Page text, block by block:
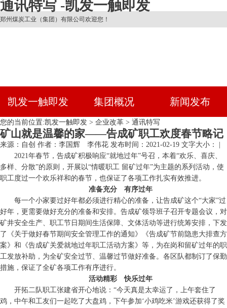
通讯特写 -凯发一触即发
郑州煤炭工业（集团）有限公司欢迎您！
凯发一触即发 集团概况 新闻发布
您的当前位置:凯发一触即发 > 企业改革 > 通讯特写
矿山就是温馨的家——告成矿职工欢度春节略记
来源：自创 作者：李国辉 李伟花 发布时间：2021-02-19 文字大小： |
2021年春节，告成矿积极响应“就地过年”号召，本着“欢乐、喜庆、
多样、分散”的原则，开展以“情暖职工 留矿过年”为主题的系列活动，使
职工度过一个欢乐祥和的春节，也保证了各项工作扎实有效推进。
准备充分 有序过年
每一个小家要过好年都必须进行精心的准备，让告成矿这个“大家”过
好年，更需要做好充分的准备和安排。告成矿领导班子召开专题会议，对
矿井安全生产、职工节日期间生活保障、文体活动等进行统筹安排，下发
了《关于做好春节期间安全管理工作的通知》《告成矿节前隐患大排查方
案》和《告成矿关爱就地过年职工活动方案》等，为在岗和留矿过年的职
工发放补助，为全矿安全过节、温馨过节做好准备。各区队都制订了保勤
措施，保证了全矿各项工作有序进行。
活动精彩 快乐过年
开拓二队职工张建省开心地说：“今天真是太幸运了，上午套住了
鸡，中午和工友们一起吃了大盘鸡，下午参加‘小鸡吃米’游戏还获得了奖